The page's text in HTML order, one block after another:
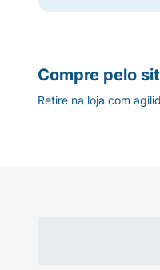
-
-
suspender
fontes de
Compre pelo
Retire na loja com